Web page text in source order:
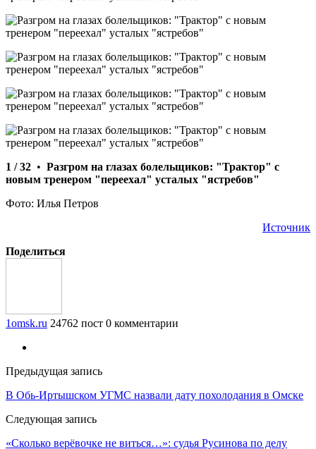
1 / 32 • Разгром на глазах болельщиков: "Трактор" с
новым тренером "переехал" усталых "ястребов"
Фото: Илья Петров
Источник
Поделиться
1omsk.ru 24762 пост 0 комментарии
Предыдущая запись
В Обь-Иртышском УГМС назвали дату похолодания в Омске
Следующая запись
«Сколько верёвочке не виться…»: судья Русинова по делу